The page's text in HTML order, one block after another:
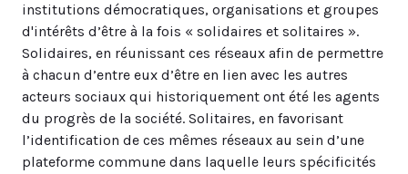
institutions démocratiques, organisations et groupes
d'intérêts d’être à la fois « solidaires et solitaires ».
Solidaires, en réunissant ces réseaux afin de permettre
à chacun d’entre eux d’être en lien avec les autres
acteurs sociaux qui historiquement ont été les agents
du progrès de la société. Solitaires, en favorisant
l’identification de ces mêmes réseaux au sein d’une
plateforme commune dans laquelle leurs spécificités